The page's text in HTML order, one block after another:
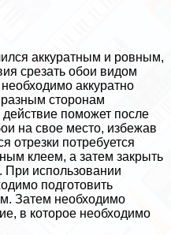
аккуратным и ровным,
срезать обои видом
аккуратно
разным сторонам
поможет после
на свое место, избежав
отрезки потребуется
клеем, а затем закрыть
При использовании
подготовить
Затем необходимо
в которое необходимо